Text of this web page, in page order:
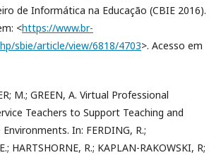
de Informática na Educação (CBIE 2016).
<https://www.br-
sbie/article/view/6818/4703>. Acesso em
M.; GREEN, A. Virtual Professional
Teachers to Support Teaching and
In: FERDING, R.;
HARTSHORNE, R.; KAPLAN-RAKOWSKI, R;